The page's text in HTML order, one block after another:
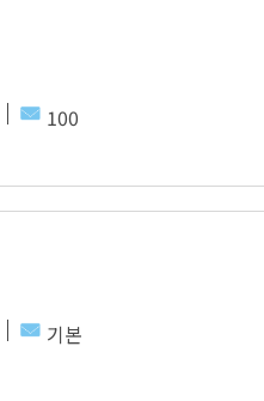
100
기본